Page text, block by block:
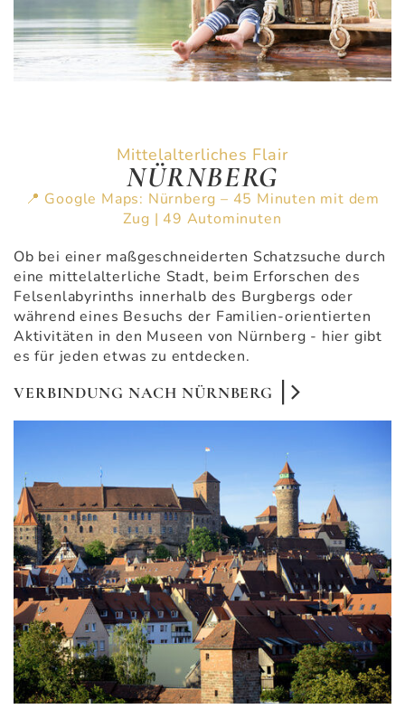
Mittelalterliches Flair
NÜRNBERG
📍 Google Maps: Nürnberg – 45 Minuten mit dem
Zug | 49 Autominuten
Ob bei einer maßgeschneiderten Schatzsuche durch
eine mittelalterliche Stadt, beim Erforschen des
Felsenlabyrinths innerhalb des Burgbergs oder
während eines Besuchs der Familien-orientierten
Aktivitäten in den Museen von Nürnberg - hier gibt
es für jeden etwas zu entdecken.
VERBINDUNG NACH NÜRNBERG